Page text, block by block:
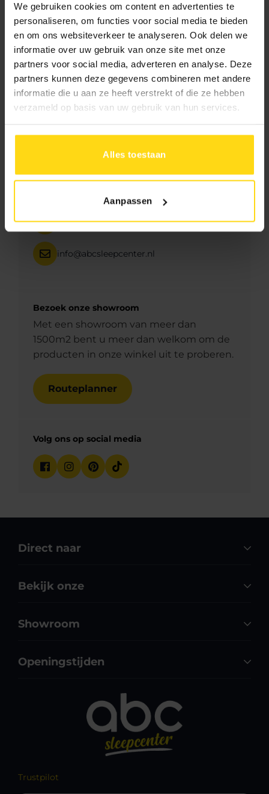
We gebruiken cookies om content en advertenties te
personaliseren, om functies voor social media te bieden
en om ons websiteverkeer te analyseren. Ook delen we
informatie over uw gebruik van onze site met onze
partners voor social media, adverteren en analyse. Deze
partners kunnen deze gegevens combineren met andere
informatie die u aan ze heeft verstrekt of die ze hebben
verzameld op basis van uw gebruik van hun services.
Alles toestaan
Aanpassen
Beschrijving
Neem direct contact met ons op
06 383 211 71
info@abcsleepcenter.nl
Bezoek onze showroom
Met een showroom van meer dan
1500m2 bent u meer dan welkom om de
producten in onze winkel uit te proberen.
Routeplanner
Volg ons op social media
Direct naar
Bekijk onze
Showroom
Openingstijden
Trustpilot